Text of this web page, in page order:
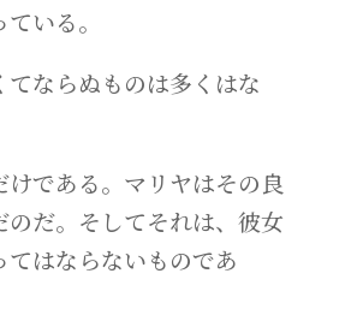
いる。
てならぬものは多くはな
。
けである。マリヤはその良
のだ。そしてそれは、彼女
てはならないものであ